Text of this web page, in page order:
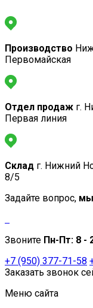
Производство
Первомайская
Отдел продаж г.
Первая линия
Склад г. Нижний
8/5
Задайте вопрос, мы
Звоните Пн-Пт: 8 -
+7 (950) 377-71-58
Заказать звонок
Меню сайта